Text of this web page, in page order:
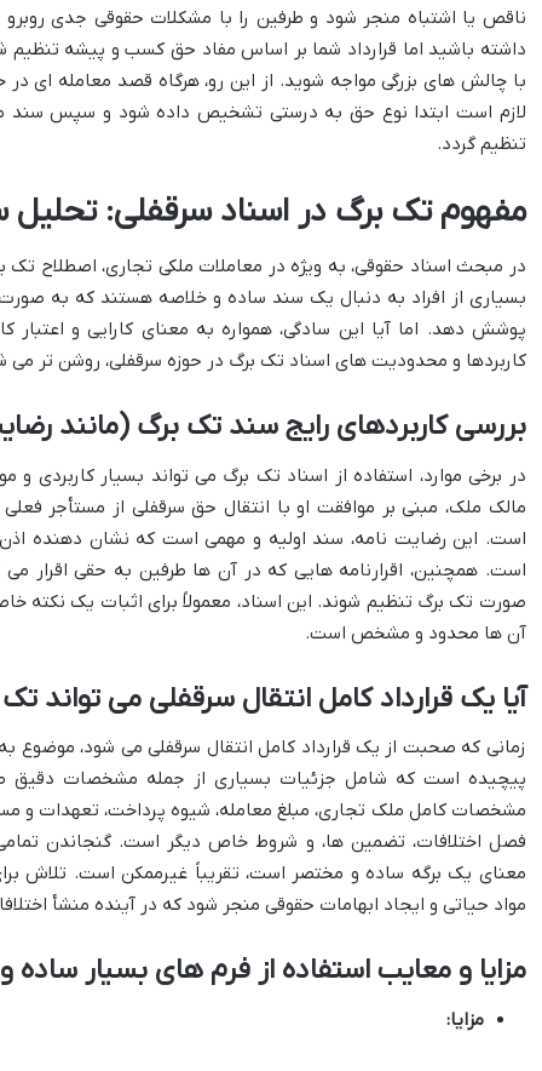
ناقص یا اشتباه منجر شود و طرفین را با مشکلات حقوقی جدی روبرو
داشته باشید اما قرارداد شما بر اساس مفاد حق کسب و پیشه تنظیم
با چالش های بزرگی مواجه شوید. از این رو، هرگاه قصد معامله
لازم است ابتدا نوع حق به درستی تشخیص داده شود و سپس سند
تنظیم گردد.
مفهوم تک برگ در اسناد سرقفلی: تحلیل
در مبحث اسناد حقوقی، به ویژه در معاملات ملکی تجاری، اصطلاح تک
بسیاری از افراد به دنبال یک سند ساده و خلاصه هستند که به صورت
پوشش دهد. اما آیا این سادگی، همواره به معنای کارایی و
کاربردها و محدودیت های اسناد تک برگ در حوزه سرقفلی، روشن تر می
بررسی کاربردهای رایج سند تک برگ (مانند
در برخی موارد، استفاده از اسناد تک برگ می تواند بسیار کاربردی
مالک ملک، مبنی بر موافقت او با انتقال حق سرقفلی از مستأجر
است. این رضایت نامه، سند اولیه و مهمی است که نشان دهنده اذن
است. همچنین، اقرارنامه هایی که در آن ها طرفین به حقی اقرار می
صورت تک برگ تنظیم شوند. این اسناد، معمولاً برای اثبات یک نکته
آن ها محدود و مشخص است.
آیا یک قرارداد کامل انتقال سرقفلی می
زمانی که صحبت از یک قرارداد کامل انتقال سرقفلی می شود، موضوع
پیچیده است که شامل جزئیات بسیاری از جمله مشخصات دقیق
مشخصات کامل ملک تجاری، مبلغ معامله، شیوه پرداخت، تعهدات و
فصل اختلافات، تضمین ها، و شروط خاص دیگر است. گنجاندن
معنای یک برگه ساده و مختصر است، تقریباً غیرممکن است. تلاش
مواد حیاتی و ایجاد ابهامات حقوقی منجر شود که در آینده منشأ
مزایا و معایب استفاده از فرم های بسیار
مزایا: